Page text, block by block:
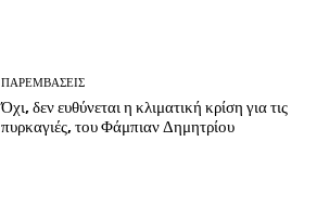
ΠΑΡΕΜΒΑΣΕΙΣ
Όχι, δεν ευθύνεται η κλιματική κρίση για τις
πυρκαγιές, του Φάμπιαν Δημητρίου